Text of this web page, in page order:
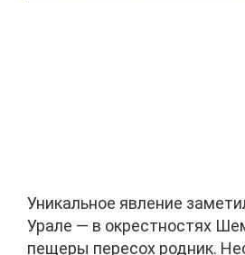
Уникальное явление
Урале — в окрестностях
пещеры пересох родник.